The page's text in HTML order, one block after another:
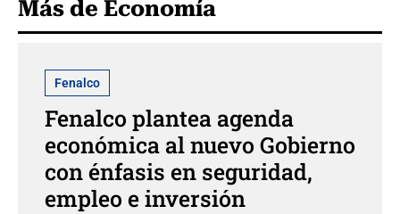
Más de Economía
Fenalco
Fenalco plantea agenda
económica al nuevo Gobierno
con énfasis en seguridad,
empleo e inversión